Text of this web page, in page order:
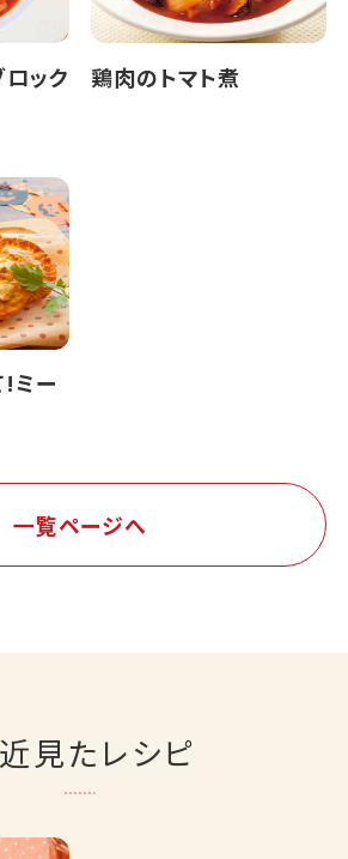
ック
鶏肉のトマト煮
ミー
一覧ページへ
見たレシピ